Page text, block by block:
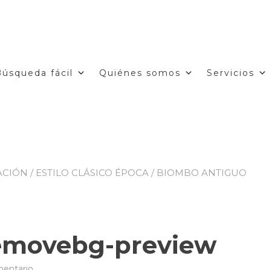
fácil Quiénes somos Servicios
/ ESTILO CLÁSICO ÉPOCA / BIOMBO ANTIGUO
preview